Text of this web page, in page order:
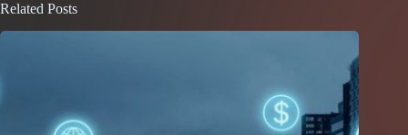
Related Posts